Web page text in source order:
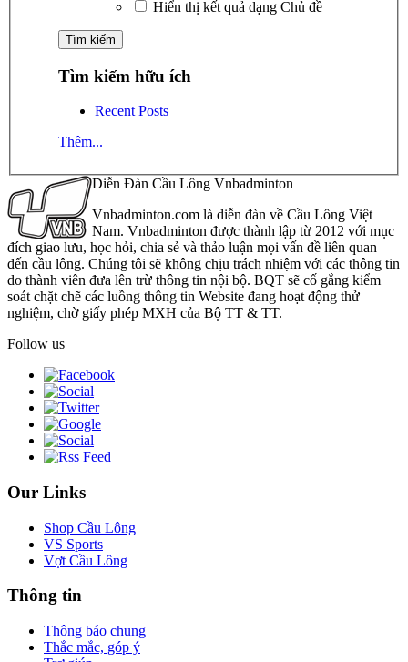
Hiển thị kết quả dạng Chủ đề
Tìm kiếm hữu ích
Recent Posts
Thêm...
Diễn Đàn Cầu Lông Vnbadminton
Vnbadminton.com là diễn đàn về Cầu Lông Việt
Nam. Vnbadminton được thành lập từ 2012 với mục
đích giao lưu, học hỏi, chia sẻ và thảo luận mọi vấn đề liên quan
đến cầu lông. Chúng tôi sẽ không chịu trách nhiệm với các thông tin
do thành viên đưa lên trừ thông tin nội bộ. BQT sẽ cố gắng kiểm
soát chặt chẽ các luồng thông tin Website đang hoạt động thử
nghiệm, chờ giấy phép MXH của Bộ TT & TT.
Follow us
Our Links
Shop Cầu Lông
VS Sports
Vợt Cầu Lông
Thông tin
Thông báo chung
Thắc mắc, góp ý